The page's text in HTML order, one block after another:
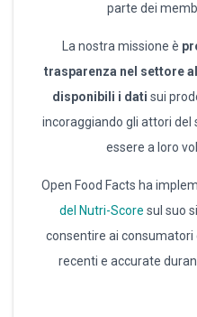
parte dei
La nostra missione è
trasparenza nel settore
disponibili i dati sui
incoraggiando gli attori
essere a loro
Open Food Facts ha
del Nutri-Score sul suo
consentire ai
recenti e accurate